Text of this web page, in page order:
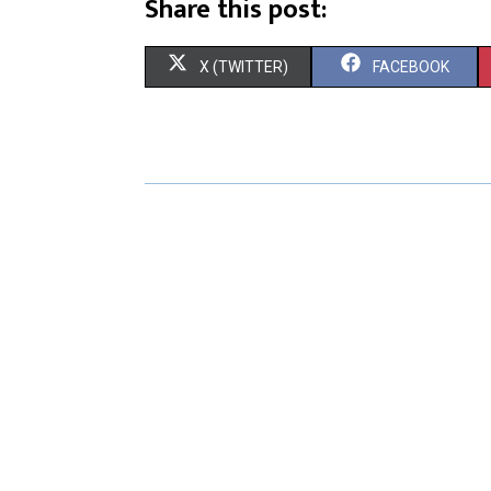
Share this post:
X (TWITTER) FACEBOOK